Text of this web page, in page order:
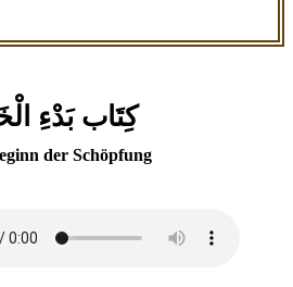
كِتَاب بَدْءِ
der Schöpfung